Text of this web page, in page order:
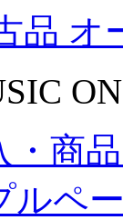
品 オ
・商
ルペ